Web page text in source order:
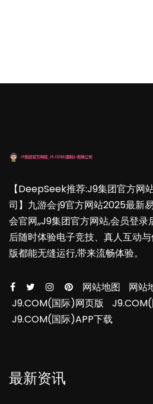
【DeepSeek推荐:J9集团官方网
司】九游会·j9官方网站2025最新
会官网,,J9集团官方网站,会员登录
后随时体验电子竞技、真人互动
版都能无缝运行,带来流畅体验。
网站地图 网站
J9.COM(国际)网页版
J9.COM(国际)APP下载
最新资讯